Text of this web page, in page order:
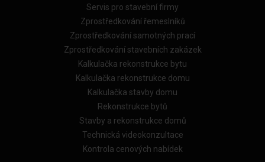
Servis pro stavební firmy
Zprostředkování řemeslníků
Zprostředkování samotných prací
Zprostředkování stavebních zakázek
Kalkulačka rekonstrukce bytu
Kalkulačka rekonstrukce domu
Kalkulačka stavby domu
Rekonstrukce bytů
Stavby a rekonstrukce domů
Technická videokonzultace
Kontrola cenových nabídek